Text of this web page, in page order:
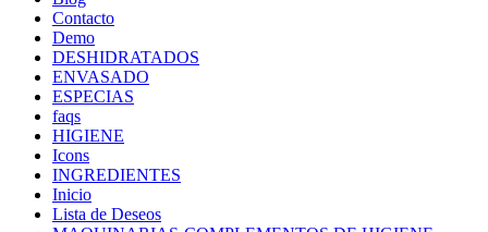
Contacto
Demo
DESHIDRATADOS
ENVASADO
ESPECIAS
faqs
HIGIENE
Icons
INGREDIENTES
Inicio
Lista de Deseos